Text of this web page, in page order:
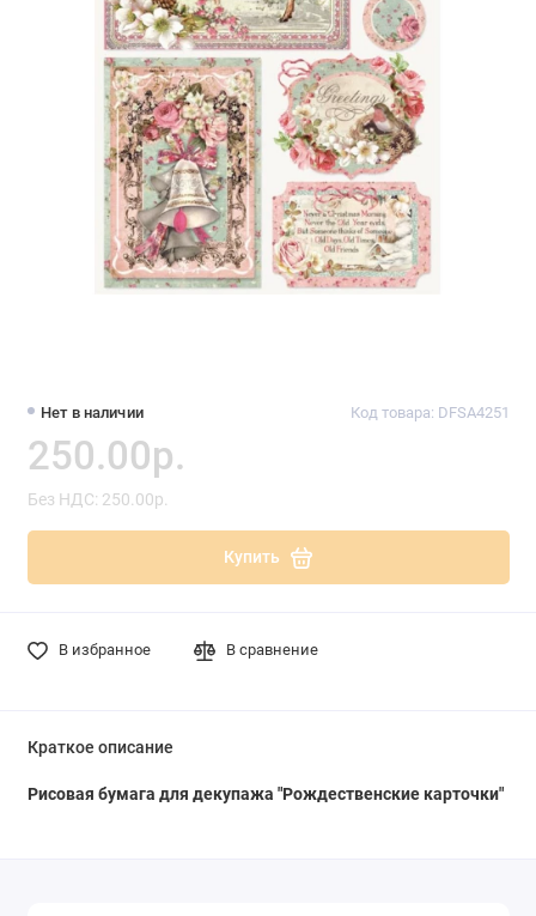
Нет в наличии Код товара: DFSA4251
250.00р.
Без НДС: 250.00р.
Купить
В избранное В сравнение
Краткое описание
Рисовая бумага для декупажа "Рождественские карточки"